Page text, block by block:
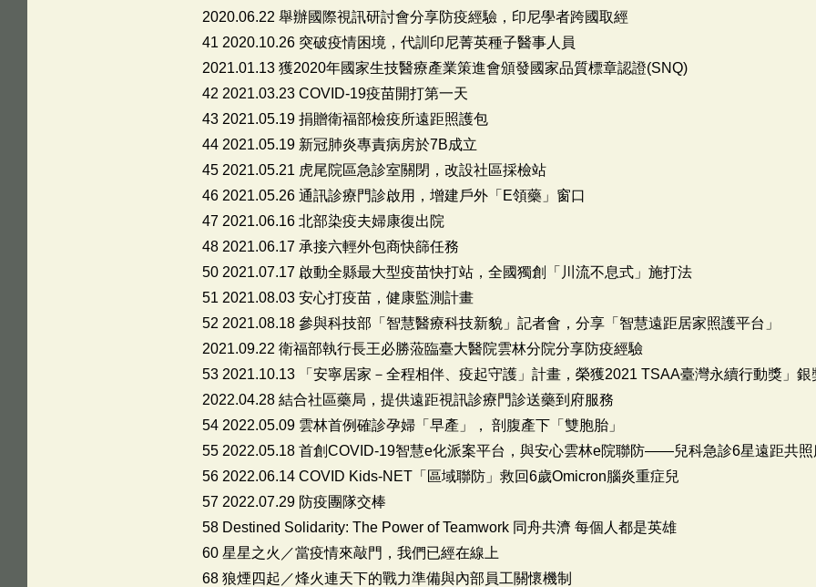
2020.06.22 舉辦國際視訊研討會分享防疫經驗，印尼學者跨國取經
41 2020.10.26 突破疫情困境，代訓印尼菁英種子醫事人員
2021.01.13 獲2020年國家生技醫療產業策進會頒發國家品質標章認證(SNQ)
42 2021.03.23 COVID-19疫苗開打第一天
43 2021.05.19 捐贈衛福部檢疫所遠距照護包
44 2021.05.19 新冠肺炎專責病房於7B成立
45 2021.05.21 虎尾院區急診室關閉，改設社區採檢站
46 2021.05.26 通訊診療門診啟用，增建戶外「E領藥」窗口
47 2021.06.16 北部染疫夫婦康復出院
48 2021.06.17 承接六輕外包商快篩任務
50 2021.07.17 啟動全縣最大型疫苗快打站，全國獨創「川流不息式」施打法
51 2021.08.03 安心打疫苗，健康監測計畫
52 2021.08.18 參與科技部「智慧醫療科技新貌」記者會，分享「智慧遠距居家照護平台」
2021.09.22 衛福部執行長王必勝蒞臨臺大醫院雲林分院分享防疫經驗
53 2021.10.13 「安寧居家－全程相伴、疫起守護」計畫，榮獲2021 TSAA臺灣永續行動獎」銀
2022.04.28 結合社區藥局，提供遠距視訊診療門診送藥到府服務
54 2022.05.09 雲林首例確診孕婦「早產」， 剖腹產下「雙胞胎」
55 2022.05.18 首創COVID-19智慧e化派案平台，與安心雲林e院聯防——兒科急診6星遠距共照
56 2022.06.14 COVID Kids-NET「區域聯防」救回6歲Omicron腦炎重症兒
57 2022.07.29 防疫團隊交棒
58 Destined Solidarity: The Power of Teamwork 同舟共濟 每個人都是英雄
60 星星之火／當疫情來敲門，我們已經在線上
68 狼煙四起／烽火連天下的戰力準備與內部員工關懷機制